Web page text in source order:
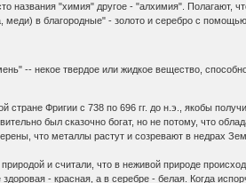
названия "химия" другое - "алхимия". Полагают,
в благородные" - золото и серебро с
-- некое твердое или жидкое вещество,
Фригии с 738 по 696 гг. до н.э., якобы
был сказочно богат, но не потому, что
что металлы растут и созревают в недрах
и считали, что в неживой природе
- красная, а в серебре - белая. Когда